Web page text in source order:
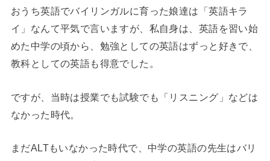
おうち英語でバイリンガルに育った娘達は「英語キラ
イ」なんて平気で言いますが、私自身は、英語を習い始
めた中学の頃から、勉強としての英語はずっと好きで、
教科としての英語も得意でした。
ですが、当時は授業でも試験でも「リスニング」などは
なかった時代。
まだALTもいなかった時代で、中学の英語の先生はバリ